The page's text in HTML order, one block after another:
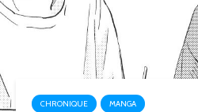
CHRONIQUE MANGA